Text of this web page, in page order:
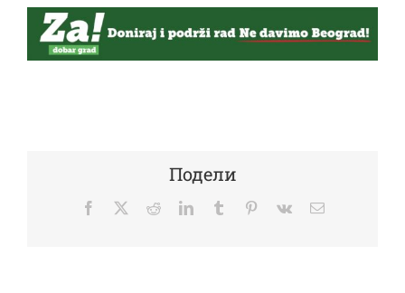
Подели
Facebook
TwitterRedditLinkedInTumblr Pinterest
Vk Email